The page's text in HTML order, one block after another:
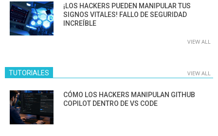
¡LOS HACKERS PUEDEN MANIPULAR TUS
SIGNOS VITALES! FALLO DE SEGURIDAD
INCREÍBLE
VIEW ALL
TUTORIALES VIEW ALL
CÓMO LOS HACKERS MANIPULAN GITHUB
COPILOT DENTRO DE VS CODE